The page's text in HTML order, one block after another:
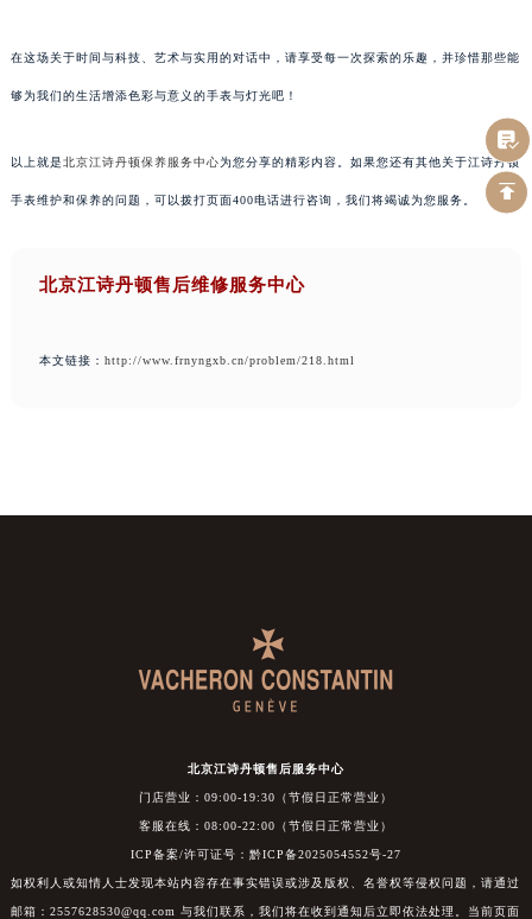
在这场关于时间与科技、艺术与实用的对话中，请享受每一次探索的乐趣，并珍惜那些能
够为我们的生活增添色彩与意义的手表与灯光吧！
以上就是北京江诗丹顿保养服务中心为您分享的精彩内容。如果您还有其他关于江诗丹顿
手表维护和保养的问题，可以拨打页面400电话进行咨询，我们将竭诚为您服务。
北京江诗丹顿售后维修服务中心
本文链接： http://www.frnyngxb.cn/problem/218.html
北京江诗丹顿售后服务中心
门店营业：09:00-19:30（节假日正常营业）
客服在线：08:00-22:00（节假日正常营业）
ICP备案/许可证号：黔ICP备2025054552号-27
如权利人或知情人士发现本站内容存在事实错误或涉及版权、名誉权等侵权问题，请通过
邮箱：2557628530@qq.com 与我们联系，我们将在收到通知后立即依法处理。当前页面